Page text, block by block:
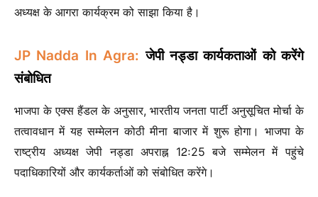
अध्यक्ष के आगरा कार्यक्रम को साझा किया है।
JP Nadda In Agra: जेपी नड्डा कार्यकताओं को करेंगे
संबोधित
भाजपा के एक्स हैंडल के अनुसार, भारतीय जनता पार्टी अनुसूचित मोर्चा के
तत्वावधान में यह सम्मेलन कोठी मीना बाजार में शुरू होगा। भाजपा के
राष्ट्रीय अध्यक्ष जेपी नड्डा अपराह्न 12ः25 बजे सम्मेलन में पहुंचे
पदाधिकारियों और कार्यकर्ताओं को संबोधित करेंगे।